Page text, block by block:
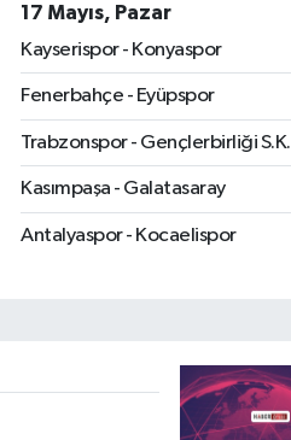
17 Mayıs, Pazar
Kayserispor - Konyaspor
Fenerbahçe - Eyüpspor
Trabzonspor - Gençlerbirliği S.K.
Kasımpaşa - Galatasaray
Antalyaspor - Kocaelispor